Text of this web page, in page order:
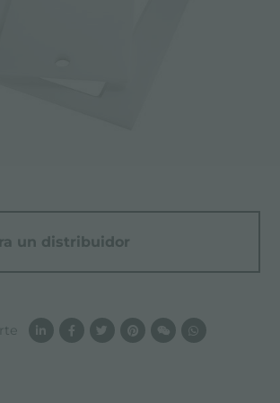
un distribuidor